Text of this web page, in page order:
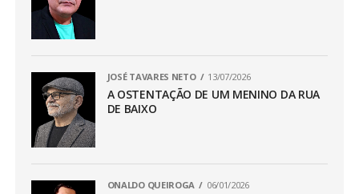
JOSÉ TAVARES NETO 13/07/2026
A OSTENTAÇÃO DE UM MENINO DA RUA
DE BAIXO
ONALDO QUEIROGA 06/01/2026